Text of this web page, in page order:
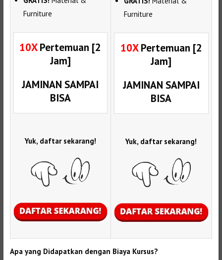
Furniture
10XPertemuan [2
Jam]
JAMINAN SAMPAI
BISA
Yuk, daftar sekarang!
Furniture
10XPertemuan [2
Jam]
JAMINAN SAMPAI
BISA
Yuk, daftar sekarang!
Apa yang Didapatkan dengan Biaya Kursus?